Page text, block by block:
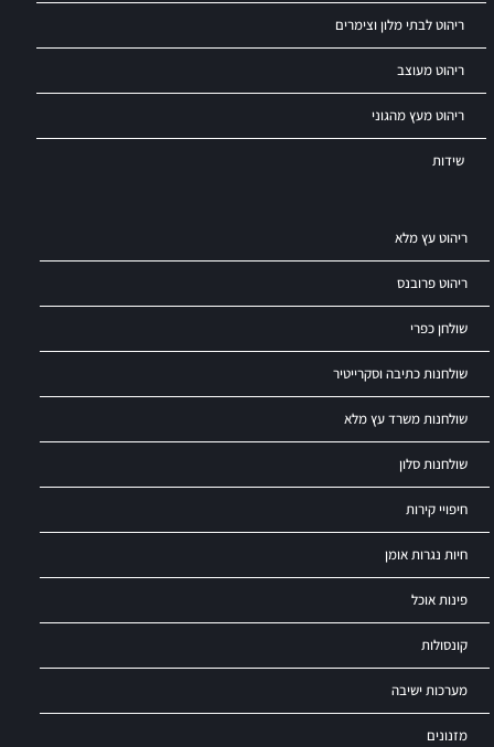
ריהוט לבתי מלון וצימרים
ריהוט מעוצב
ריהוט מעץ מהגוני
שידות
ריהוט עץ מלא
ריהוט פרובנס
שולחן כפרי
שולחנות כתיבה וסקרייטיר
שולחנות משרד עץ מלא
שולחנות סלון
חיפויי קירות
חיות נגרות אומן
פינות אוכל
קונסולות
מערכות ישיבה
מזנונים